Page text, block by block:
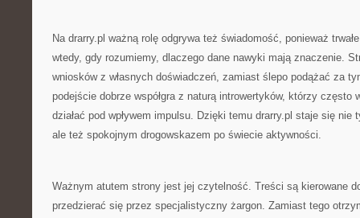
Na drarry.pl ważną rolę odgrywa też świadomość, ponieważ
wtedy, gdy rozumiemy, dlaczego dane nawyki mają znaczenie.
wniosków z własnych doświadczeń, zamiast ślepo podążać za
podejście dobrze współgra z naturą introwertyków, którzy często
działać pod wpływem impulsu. Dzięki temu drarry.pl staje się
ale też spokojnym drogowskazem po świecie aktywności.
Ważnym atutem strony jest jej czytelność. Treści są kierowane
przedzierać się przez specjalistyczny żargon. Zamiast tego